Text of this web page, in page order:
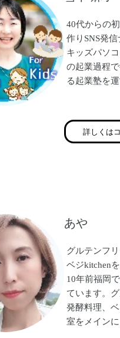
WEB系全般
40代からの
作りSNS発
キッズパソ
の起業過程
る起業塾を運
ントを借り
した。2年間
へ、進むべ
詳しくは
あや
グルテンフ
ベジkitchen
10年前福岡
ています。
発酵料理、
室をメイン